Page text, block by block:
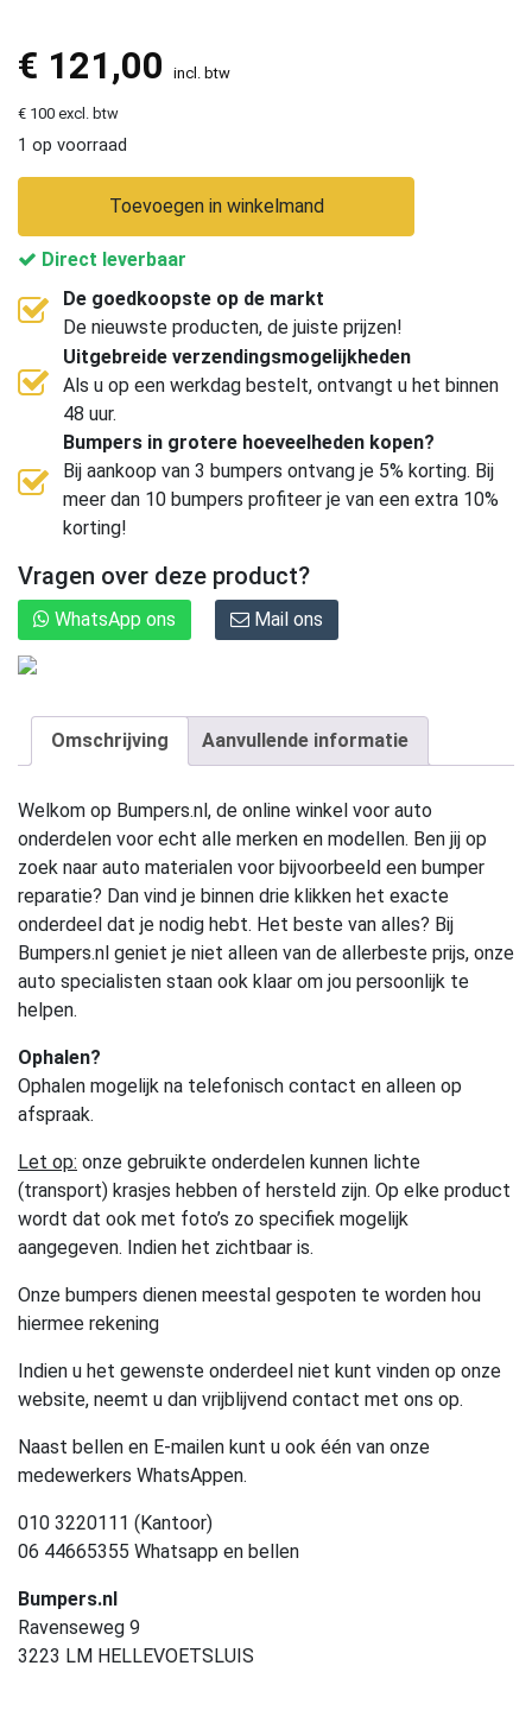
€ 121,00 incl. btw
€ 100 excl. btw
1 op voorraad
Toevoegen in winkelmand
Direct leverbaar
De goedkoopste op de markt
De nieuwste producten, de juiste prijzen!
Uitgebreide verzendingsmogelijkheden
Als u op een werkdag bestelt, ontvangt u het binnen
48 uur.
Bumpers in grotere hoeveelheden kopen?
Bij aankoop van 3 bumpers ontvang je 5% korting. Bij
meer dan 10 bumpers profiteer je van een extra 10%
korting!
Vragen over deze product?
WhatsApp ons Mail ons
Omschrijving Aanvullende informatie
Welkom op Bumpers.nl, de online winkel voor auto
onderdelen voor echt alle merken en modellen. Ben jij op
zoek naar auto materialen voor bijvoorbeeld een bumper
reparatie? Dan vind je binnen drie klikken het exacte
onderdeel dat je nodig hebt. Het beste van alles? Bij
Bumpers.nl geniet je niet alleen van de allerbeste prijs, onze
auto specialisten staan ook klaar om jou persoonlijk te
helpen.
Ophalen?
Ophalen mogelijk na telefonisch contact en alleen op
afspraak.
Let op: onze gebruikte onderdelen kunnen lichte
(transport) krasjes hebben of hersteld zijn. Op elke product
wordt dat ook met foto’s zo specifiek mogelijk
aangegeven. Indien het zichtbaar is.
Onze bumpers dienen meestal gespoten te worden hou
hiermee rekening
Indien u het gewenste onderdeel niet kunt vinden op onze
website, neemt u dan vrijblijvend contact met ons op.
Naast bellen en E-mailen kunt u ook één van onze
medewerkers WhatsAppen.
010 3220111 (Kantoor)
06 44665355 Whatsapp en bellen
Bumpers.nl
Ravenseweg 9
3223 LM HELLEVOETSLUIS